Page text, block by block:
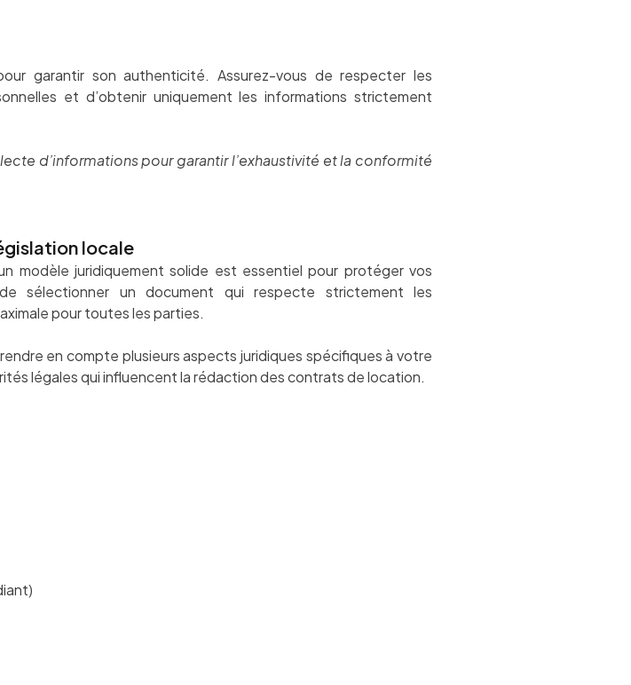
garantir son authenticité. Assurez-vous de respecter les
et d’obtenir uniquement les informations strictement
d’informations pour garantir l’exhaustivité et la conformité
locale
modèle juridiquement solide est essentiel pour protéger vos
sélectionner un document qui respecte strictement les
pour toutes les parties.
en compte plusieurs aspects juridiques spécifiques à votre
légales qui influencent la rédaction des contrats de location.